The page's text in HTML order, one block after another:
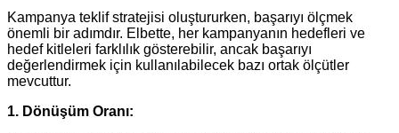
Kampanya teklif stratejisi oluştururken, başarıyı ölçmek
önemli bir adımdır. Elbette, her kampanyanın hedefleri ve
hedef kitleleri farklılık gösterebilir, ancak başarıyı
değerlendirmek için kullanılabilecek bazı ortak ölçütler
mevcuttur.
1. Dönüşüm Oranı: